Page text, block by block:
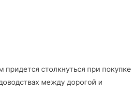
столкнуться при покупке
между дорогой и